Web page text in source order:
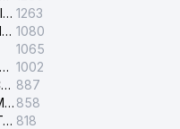
TOSHKENT SHAHRI TASHKILOT TELEFONLARI HAQIDA MA'LUMOT BYUROSI 1263
DAVLAT TEST MARKAZINING ISHONCH TELEFONLARI 1080
1065
TOSHKENT SHAHAR FUQAROLIK ISHLARI BO'YICHA SUDI 1002
FUQAROLIK ISHLARI BO'YICHA YAKKASAROY TUMANLARARO SUDI 887
YUNUSOBOD ELEKTR TARMOG'I NOSOZLIKLARI XIZMATI 858
NAVOIY HUDUDIY ELEKTR TARMOQLARI KORXONASI AJ 818